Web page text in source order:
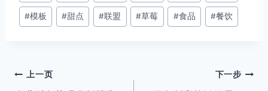
签：
#模板 #甜点 #联盟 #草莓 #食品 #餐饮
文上一页 下一步